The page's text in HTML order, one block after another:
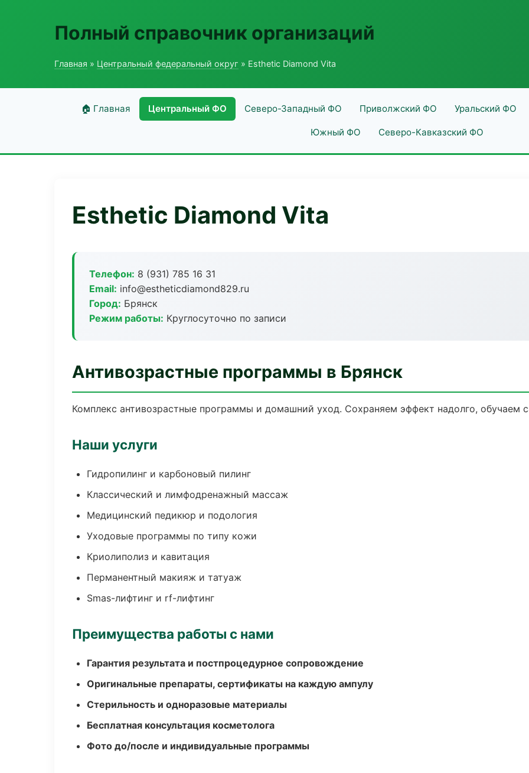
Полный справочник организаций
Главная » Центральный федеральный округ » Esthetic Diamond Vita
🏠 Главная Центральный ФО Северо-Западный ФО Приволжский ФО Уральский ФО
Южный ФО Северо-Кавказский ФО
Esthetic Diamond Vita
Телефон: 8 (931) 785 16 31
Email: info@estheticdiamond829.ru
Город: Брянск
Режим работы: Круглосуточно по записи
Антивозрастные программы в Брянск
Комплекс антивозрастные программы и домашний уход. Сохраняем эффект надолго, обучаем
Наши услуги
Гидропилинг и карбоновый пилинг
Классический и лимфодренажный массаж
Медицинский педикюр и подология
Уходовые программы по типу кожи
Криолиполиз и кавитация
Перманентный макияж и татуаж
Smas-лифтинг и rf-лифтинг
Преимущества работы с нами
Гарантия результата и постпроцедурное сопровождение
Оригинальные препараты, сертификаты на каждую ампулу
Стерильность и одноразовые материалы
Бесплатная консультация косметолога
Фото до/после и индивидуальные программы